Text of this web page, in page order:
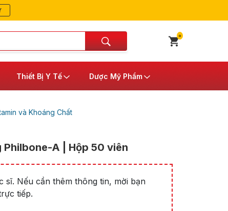
0
Thiết Bị Y Tế Dược Mỹ Phẩm
và Khoáng Chất
A | Hộp 50 viên
sĩ. Nếu cần thêm thông tin, mời bạn
tiếp.